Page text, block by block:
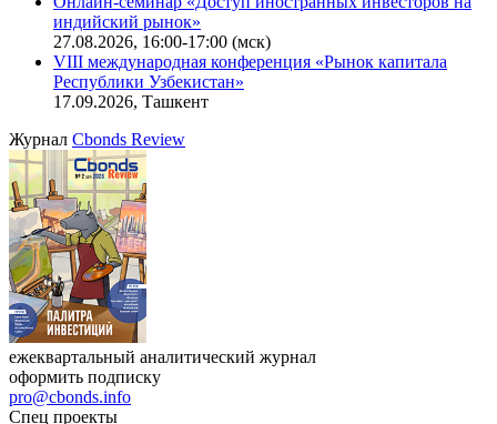
индийский рынок»
27.08.2026, 16:00-17:00 (мск)
VIII международная конференция «Рынок капитала
Республики Узбекистан»
17.09.2026, Ташкент
Журнал Cbonds Review
ежеквартальный аналитический журнал
оформить подписку
pro@cbonds.info
Спец проекты